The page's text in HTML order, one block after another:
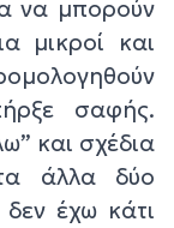
να μπορούν
μικροί και
σαφής.
και σχέδια
άλλα δύο
έχω κάτι